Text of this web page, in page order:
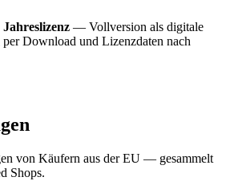
— Vollversion als digitale
Download und Lizenzdaten nach
von Käufern aus der EU — gesammelt
Shops.